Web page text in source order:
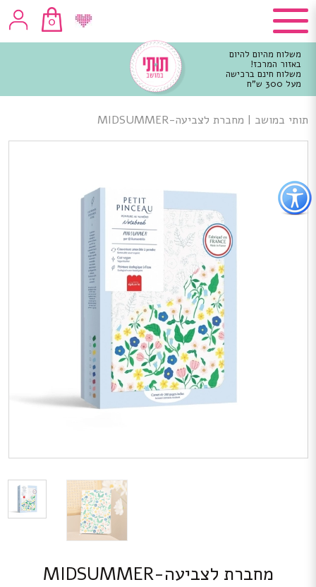
כפתור
לפתיחת
תפריט
נגישות
0
משלוח מהיום להיום
באזור המרכז!
משלוח חינם ברכישה
מעל 300 ש"ח
מרכזי
תותי במושב | מחברת לצביעה-MIDSUMMER
מחברת לצביעה-MIDSUMMER